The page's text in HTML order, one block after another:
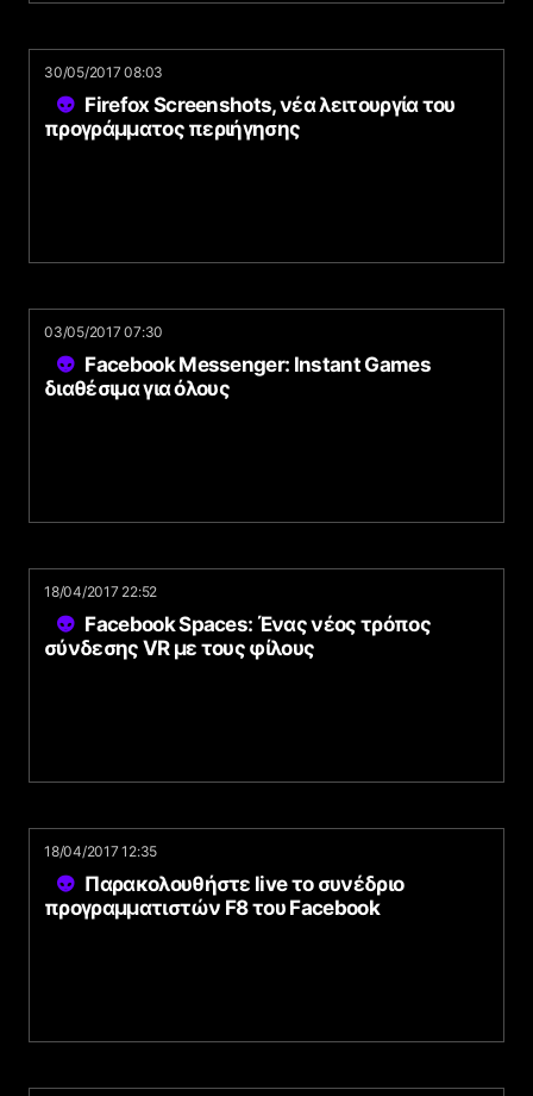
30/05/2017 08:03
Firefox Screenshots, νέα λειτουργία του
προγράμματος περιήγησης
03/05/2017 07:30
Facebook Messenger: Instant Games
διαθέσιμα για όλους
18/04/2017 22:52
Facebook Spaces: Ένας νέος τρόπος
σύνδεσης VR με τους φίλους
18/04/2017 12:35
Παρακολουθήστε live το συνέδριο
προγραμματιστών F8 του Facebook